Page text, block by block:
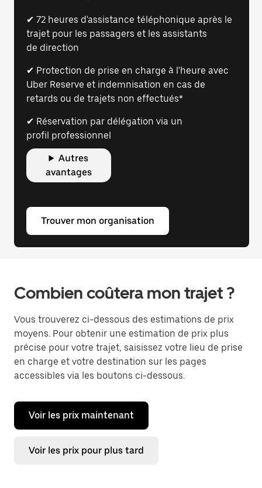
✔ 72 heures d'assistance téléphonique après le
trajet pour les passagers et les assistants
de direction
✔ Protection de prise en charge à l'heure avec
Uber Reserve et indemnisation en cas de
retards ou de trajets non effectués*
✔ Réservation par délégation via un
profil professionnel
Autres
avantages
Trouver mon organisation
Combien coûtera mon trajet ?
Vous trouverez ci-dessous des estimations de prix
moyens. Pour obtenir une estimation de prix plus
précise pour votre trajet, saisissez votre lieu de prise
en charge et votre destination sur les pages
accessibles via les boutons ci-dessous.
Voir les prix maintenant
Voir les prix pour plus tard